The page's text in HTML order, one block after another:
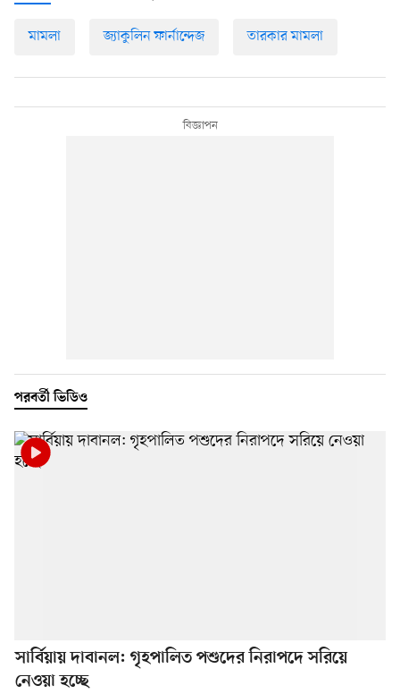
মামলা জ্যাকুলিন ফার্নান্দেজ তারকার মামলা
পরবর্তী ভিডিও
সার্বিয়ায় দাবানল: গৃহপালিত পশুদের নিরাপদে সরিয়ে
নেওয়া হচ্ছে